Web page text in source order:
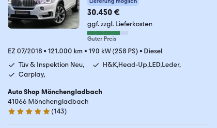
Neu*H&K*Kamera*LED*
30.450 €
ggf. zzgl. Lieferkosten
Guter Preis
EZ 07/2018• 121.000 km • 190 kW (258 PS) • Diesel
Tüv & Inspektion Neu,
H&K,Head-Up,LED,Leder,
Carplay,
Auto Shop Mönchengladbach
41066 Mönchengladbach
4.9 Sterne
(143)